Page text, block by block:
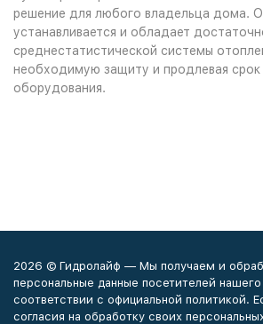
решение для любого владельца дома.
устанавливается и обладает
среднестатистической системы
необходимую защиту и продлевая
оборудования.
2026 © Гидролайф — Мы получаем и
персональные данные посетителей нашего
соответствии с официальной политикой.
согласия на обработку своих